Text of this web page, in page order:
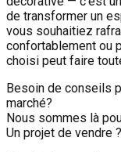
de transformer un
vous souhaitiez
confortablement ou
choisi peut faire
Besoin de conseils
marché?
Nous sommes là
Un projet de vendre